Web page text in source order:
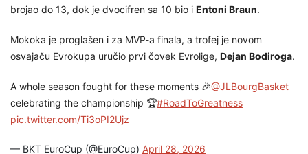
brojao do 13, dok je dvocifren sa 10 bio i Entoni Braun.
Mokoka je proglašen i za MVP-a finala, a trofej je novom
osvajaču Evrokupa uručio prvi čovek Evrolige, Dejan Bodiroga.
A whole season fought for these moments 🎉@JLBourgBasket
celebrating the championship 🏆#RoadToGreatness
pic.twitter.com/Ti3oPI2Ujz
— BKT EuroCup (@EuroCup) April 28, 2026